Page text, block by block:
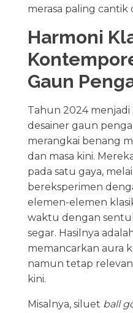
merasa paling cantik
Harmoni
Gaun
Tahun 2024 menjadi
desainer gaun
merangkai benang
dan masa kini.
pada satu gaya,
bereksperimen
elemen-elemen
waktu dengan
segar. Hasilnya
memancarkan aura
namun tetap
kini.
Misalnya, siluet ball